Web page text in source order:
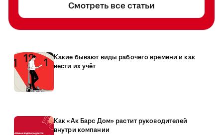
Смотреть все статьи
Какие бывают виды рабочего времени и как
вести их учёт
Как «Ак Барс Дом» растит руководителей
внутри компании